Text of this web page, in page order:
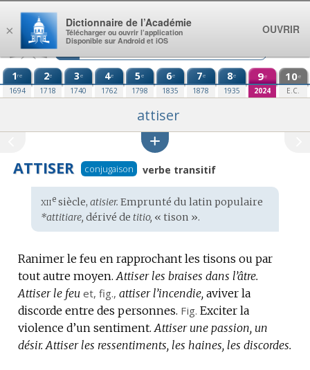
Aller au contenu
1re
1694
2e
1718
3e
1740
4e
1762
5e
1798
6e
1835
7e
1878
8e
1935
9e
2024
10e
E.C.
attiser
ATTISER conjugaison verbe transitif
Étymologie
:
xiiesiècle, atisier. Emprunté du latin populaire
*attitiare, dérivé de titio, « tison ».
Ranimer le feu en rapprochant les tisons ou par
tout autre moyen. Attiser les braises dans l’âtre.
Attiser le feu et, fig., attiser l’incendie, aviver la
discorde entre des personnes. Fig. Exciter la
violence d’un sentiment. Attiser une passion, un
désir. Attiser les ressentiments, les haines, les discordes.
×
Dictionnaire de l’Académie
Télécharger ou ouvrir l’application
Disponible sur Android et iOS
OUVRIR